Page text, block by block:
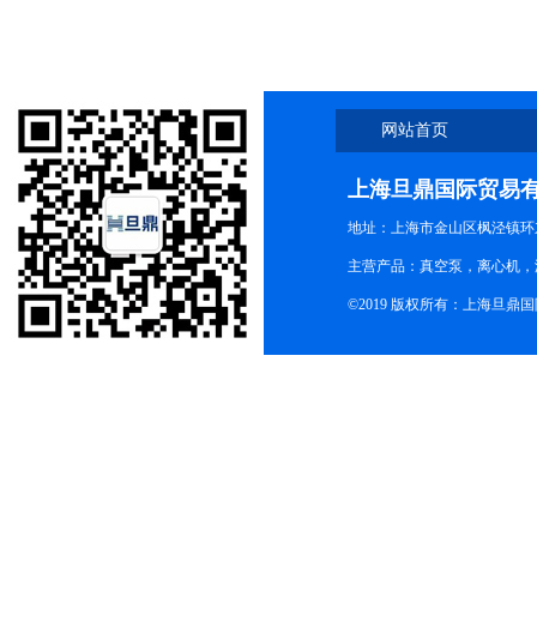
网站首页
上海旦鼎国际贸易
地址：上海市金山区枫泾镇
主营产品：真空泵，离心机
©2019 版权所有：上海旦鼎